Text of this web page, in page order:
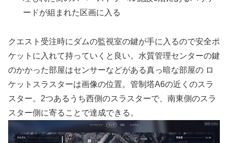
ードが組まれた区画に入る
クエスト受注時にダムの監視室の鍵が手に入るので安全ポ
ケットに入れて持っていくと良い。水質管理センターの鍵
のかかった部屋はセンサーなどがある真っ暗な部屋の ロ
ケットスラスターは画像の位置。管制塔A6の近くのスラ
スター。2つあるうち西側のスラスターで、南東側のスラ
スター側に寄ることで達成できる。